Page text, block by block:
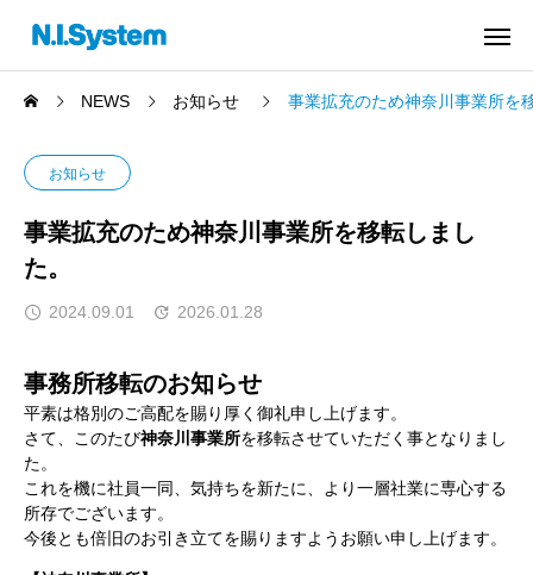
NEWS お知らせ 事業拡充のため神奈川事業所を
お知らせ
事業拡充のため神奈川事業所を移転しまし
た。
2024.09.01 2026.01.28
事務所移転のお知らせ
平素は格別のご高配を賜り厚く御礼申し上げます。
さて、このたび神奈川事業所を移転させていただく事となりまし
た。
これを機に社員一同、気持ちを新たに、より一層社業に専心する
所存でございます。
今後とも倍旧のお引き立てを賜りますようお願い申し上げます。